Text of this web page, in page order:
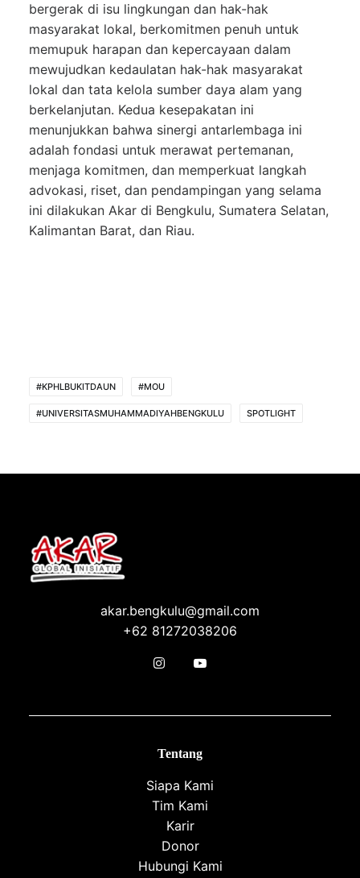
bergerak di isu lingkungan dan hak-hak
masyarakat lokal, berkomitmen penuh untuk
memupuk harapan dan kepercayaan dalam
mewujudkan kedaulatan hak-hak masyarakat
lokal dan tata kelola sumber daya alam yang
berkelanjutan. Kedua kesepakatan ini
menunjukkan bahwa sinergi antarlembaga ini
adalah fondasi untuk merawat pertemanan,
menjaga komitmen, dan memperkuat langkah
advokasi, riset, dan pendampingan yang selama
ini dilakukan Akar di Bengkulu, Sumatera Selatan,
Kalimantan Barat, dan Riau.
#KPHLBUKITDAUN #MOU
#UNIVERSITASMUHAMMADIYAHBENGKULU SPOTLIGHT
akar.bengkulu@gmail.com
+62 81272038206
Tentang
Siapa Kami
Tim Kami
Karir
Donor
Hubungi Kami